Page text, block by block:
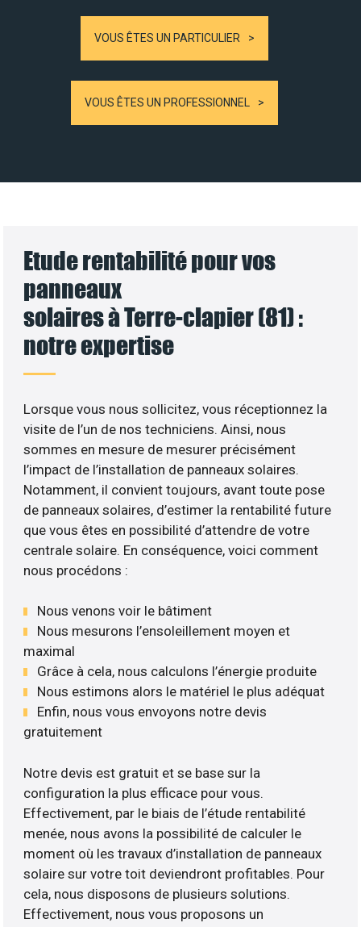
VOUS ÊTES UN PARTICULIER
VOUS ÊTES UN PROFESSIONNEL
Etude rentabilité pour vos
panneaux
solaires à Terre-clapier (81) :
notre expertise
Lorsque vous nous sollicitez, vous réceptionnez la
visite de l’un de nos techniciens. Ainsi, nous
sommes en mesure de mesurer précisément
l’impact de l’installation de panneaux solaires.
Notamment, il convient toujours, avant toute pose
de panneaux solaires, d’estimer la rentabilité future
que vous êtes en possibilité d’attendre de votre
centrale solaire. En conséquence, voici comment
nous procédons :
Nous venons voir le bâtiment
Nous mesurons l’ensoleillement moyen et
maximal
Grâce à cela, nous calculons l’énergie produite
Nous estimons alors le matériel le plus adéquat
Enfin, nous vous envoyons notre devis
gratuitement
Notre devis est gratuit et se base sur la
configuration la plus efficace pour vous.
Effectivement, par le biais de l’étude rentabilité
menée, nous avons la possibilité de calculer le
moment où les travaux d’installation de panneaux
solaire sur votre toit deviendront profitables. Pour
cela, nous disposons de plusieurs solutions.
Effectivement, nous vous proposons un